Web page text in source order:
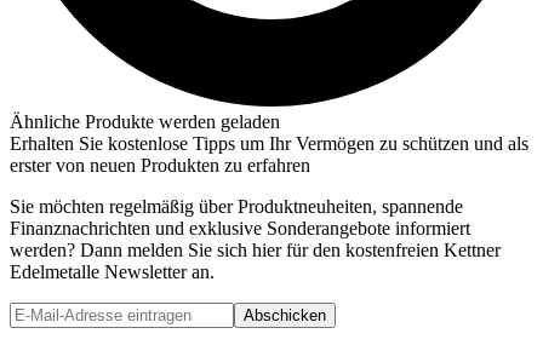
Ähnliche Produkte werden geladen
Erhalten Sie kostenlose Tipps um Ihr Vermögen zu schützen und als
erster von neuen Produkten zu erfahren
Sie möchten regelmäßig über Produktneuheiten, spannende
Finanznachrichten und exklusive Sonderangebote informiert
werden? Dann melden Sie sich hier für den kostenfreien Kettner
Edelmetalle Newsletter an.
Abschicken